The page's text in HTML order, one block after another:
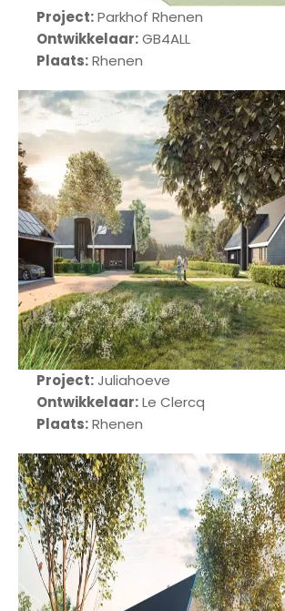
Project:Parkhof Rhenen
Ontwikkelaar:GB4ALL
Plaats:Rhenen
Project:Juliahoeve
Ontwikkelaar:Le Clercq
Plaats:Rhenen